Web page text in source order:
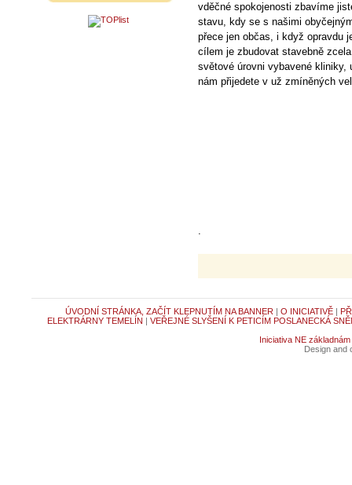
vděčné spokojenosti zbavíme
stavu, kdy se s našimi
přece jen občas, i když opravdu
cílem je zbudovat stavebně
světové úrovni vybavené
nám přijedete v už zmíněných
.
ÚVODNÍ STRÁNKA, ZAČÍT KLEPNUTÍM NA BANNER | O INICIATIVĚ|
ELEKTRÁRNY TEMELÍN | VEŘEJNÉ SLYŠENÍ K PETICÍM POSLANECKÁ
Iniciativa NE základnám
Design and